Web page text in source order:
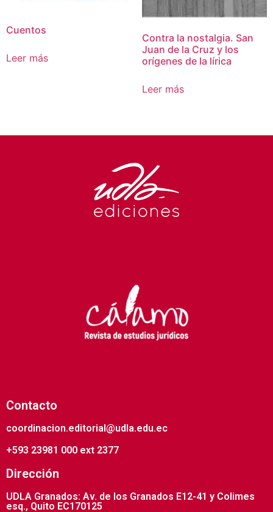
Cuentos
Leer más
Contra la nostalgia. San
Juan de la Cruz y los
orígenes de la lírica
Leer más
Contacto
coordinacion.editorial@udla.edu.ec
+593 23981 000 ext 2377
Dirección
UDLA Granados: Av. de los Granados E12-41 y Colimes
esq., Quito EC170125